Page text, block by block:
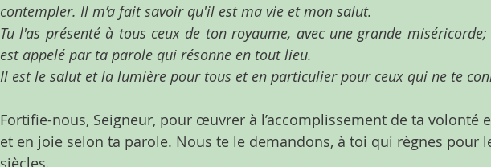
contempler. Il m’a fait savoir qu'il est ma vie et mon salut.
Tu l'as présenté à tous ceux de ton royaume, avec une grande
est appelé par ta parole qui résonne en tout lieu.
Il est le salut et la lumière pour tous et en particulier pour ceux qui ne te
Fortifie-nous, Seigneur, pour œuvrer à l’accomplissement de ta volonté
et en joie selon ta parole. Nous te le demandons, à toi qui règnes pour
siècles.